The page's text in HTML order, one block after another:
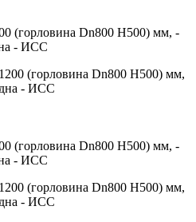
(горловина Dn800 H500) мм, -
- ИСС
(горловина Dn800 H500) мм, -
- ИСС